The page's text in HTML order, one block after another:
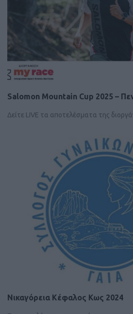
Salomon Mountain Cup 2025 –
Δείτε LIVE τα αποτελέσματα της
Νικαγόρεια Κέφαλος Κως 2024